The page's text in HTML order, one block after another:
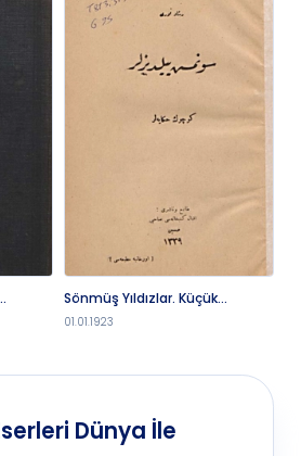
Sönmüş Yıldızlar. Küçük
Hikâyeler
01.01.1923
Dünya İle